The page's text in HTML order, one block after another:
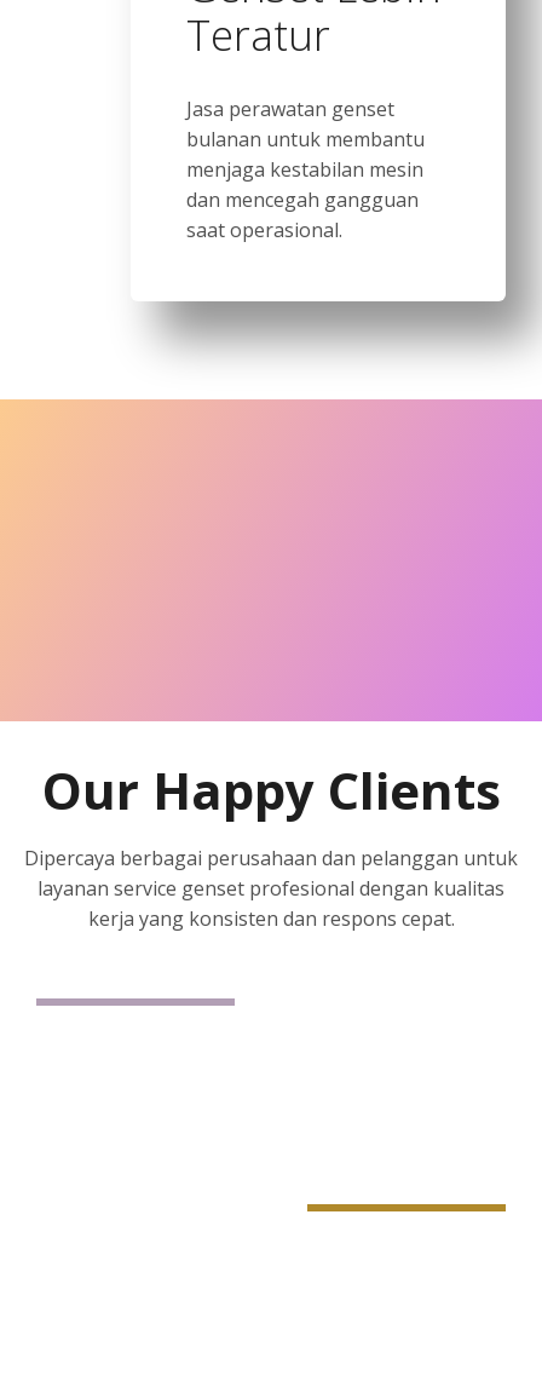
Teratur
Jasa perawatan genset
bulanan untuk membantu
menjaga kestabilan mesin
dan mencegah gangguan
saat operasional.
Our Happy Clients
Dipercaya berbagai perusahaan dan pelanggan untuk
layanan service genset profesional dengan kualitas
kerja yang konsisten dan respons cepat.